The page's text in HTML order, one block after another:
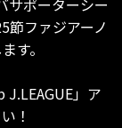
サポーターシー
節ファジアーノ
す。
」ア
！